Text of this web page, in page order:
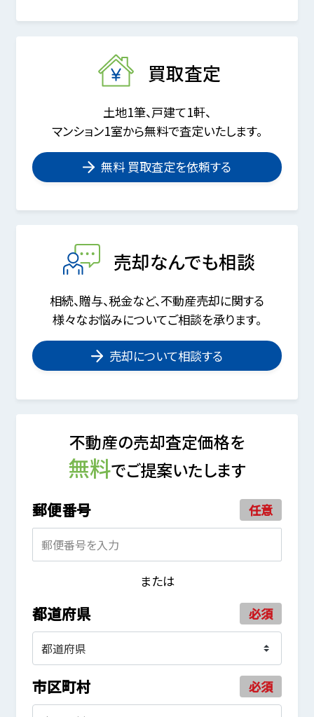
買取査定
土地1筆、戸建て1軒、
マンション1室から無料で査定いたします。
無料 買取査定を依頼する
売却なんでも相談
相続、贈与、税金など、不動産売却に関する
様々なお悩みについてご相談を承ります。
売却について相談する
不動産の売却査定価格を
無料でご提案いたします
郵便番号 任意
または
都道府県 必須
市区町村 必須